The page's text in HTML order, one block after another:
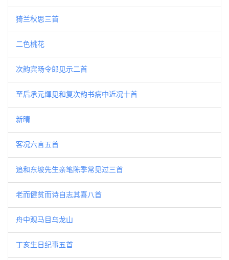
猗兰秋思三首
二色桃花
次韵宾旸令郎见示二首
至后承元煇见和复次韵书病中近况十首
新晴
客况六言五首
追和东坡先生亲笔陈季常见过三首
老而健贫而诗自志其喜八首
舟中观马目乌龙山
丁亥生日纪事五首